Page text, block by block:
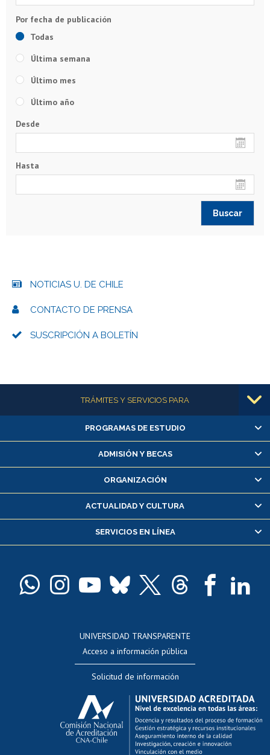
Todas
Última semana
Último mes
Último año
Desde
Hasta
NOTICIAS U. DE CHILE
CONTACTO DE PRENSA
SUSCRIPCIÓN A BOLETÍN
Más informaciónTRÁMITES Y SERVICIOS PARA
Alumnas/os y exalumnas/os
Matrícula en línea
Inscripción y cambio de asignaturas
Consulta y certificado de notas
Servicio médico y dental
Pago de arancel y crédito alumnos
Docentes
Perfeccionamiento
Editar Portafolio Académico
Evaluación docente
Calificación académica
Postulación al AUCAI
Funcionarias/os
Cursos internos de capacitación
PROGRAMAS DE ESTUDIO
ADMISIÓN Y BECAS
ORGANIZACIÓN
ACTUALIDAD Y CULTURA
SERVICIOS EN LÍNEA
UNIVERSIDAD TRANSPARENTE
Acceso a información pública
Solicitud de información